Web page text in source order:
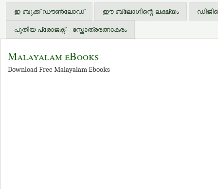
ഇ-ബുക്ക് ഡൗണ്‍ലോഡ് ഈ ബ്ലോഗിന്റെ ലക്ഷ്യം
പുതിയ പ്രോജക്ട് – സ്തോത്രരത്നാകരം
Malayalam eBooks
Download Free Malayalam Ebooks